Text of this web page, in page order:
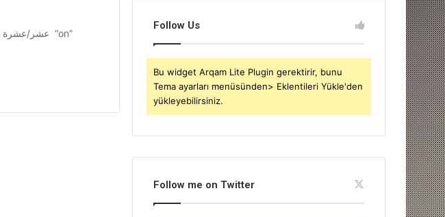
Follow Us
Bu widget Arqam Lite Plugin gerektirir, bunu
Tema ayarları menüsünden> Eklentileri Yükle'den
yükleyebilirsiniz.
Follow me on Twitter